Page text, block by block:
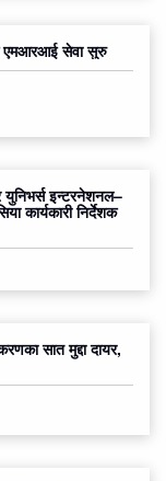
एमआरआई सेवा सुरु
युनिभर्स इन्टरनेशनल–
कार्यकारी निर्देशक
सात मुद्दा दायर,